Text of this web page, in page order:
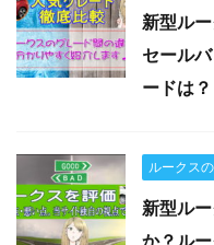
新型ル
セール
ードは？
ルークス
新型ル